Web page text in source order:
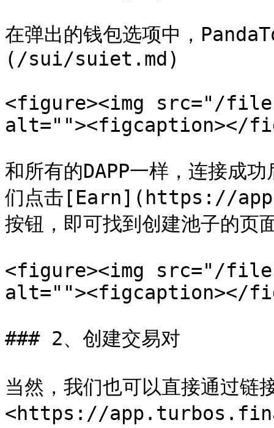
在弹出的钱包选项中，
(/sui/suiet.md)
<figure><img src="/files/
alt=""><figcaption></
和所有的DAPP一样，连接成
们点击[Earn](https://
按钮，即可找到创建池子的页
<figure><img src="/files/
alt=""><figcaption></
### 2、创建交易对
当然，我们也可以直接通过链
<https://